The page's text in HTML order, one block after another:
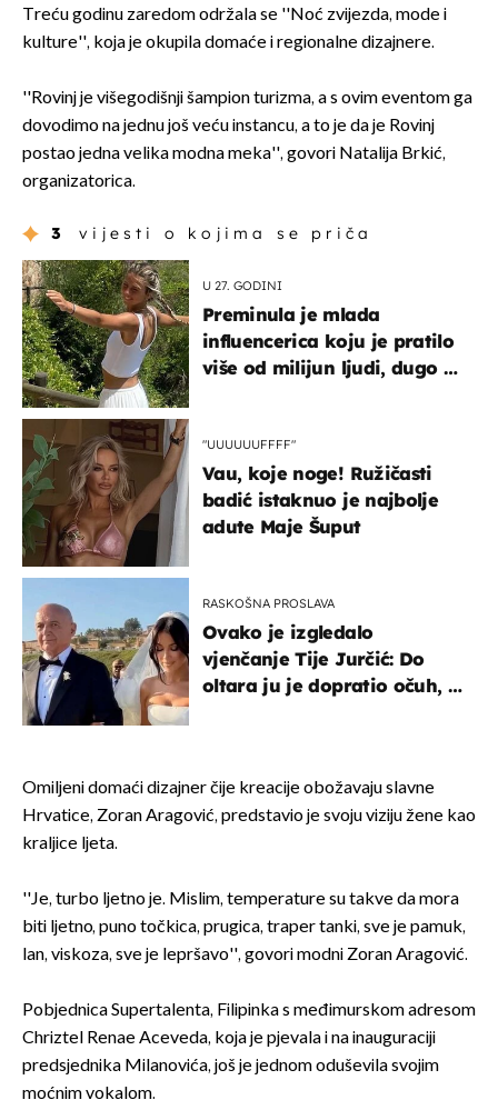
Treću godinu zaredom održala se ''Noć zvijezda, mode i
kulture'', koja je okupila domaće i regionalne dizajnere.
''Rovinj je višegodišnji šampion turizma, a s ovim eventom ga
dovodimo na jednu još veću instancu, a to je da je Rovinj
postao jedna velika modna meka'', govori Natalija Brkić,
organizatorica.
3 vijesti o kojima se priča
U 27. GODINI
Preminula je mlada
influencerica koju je pratilo
više od milijun ljudi, dugo se
"UUUUUUFFFF"
Vau, koje noge! Ružičasti
badić istaknuo je najbolje
adute Maje Šuput
RASKOŠNA PROSLAVA
Ovako je izgledalo
vjenčanje Tije Jurčić: Do
oltara ju je dopratio očuh, a
Omiljeni domaći dizajner čije kreacije obožavaju slavne
Hrvatice, Zoran Aragović, predstavio je svoju viziju žene kao
kraljice ljeta.
''Je, turbo ljetno je. Mislim, temperature su takve da mora
biti ljetno, puno točkica, prugica, traper tanki, sve je pamuk,
lan, viskoza, sve je lepršavo'', govori modni Zoran Aragović.
Pobjednica Supertalenta, Filipinka s međimurskom adresom
Chriztel Renae Aceveda, koja je pjevala i na inauguraciji
predsjednika Milanovića, još je jednom oduševila svojim
moćnim vokalom.